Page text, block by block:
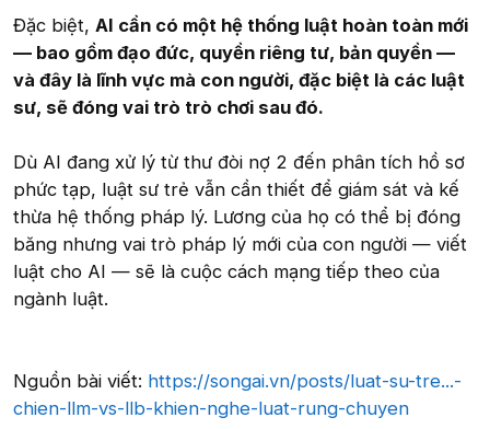
Đặc biệt, AI cần có một hệ thống luật hoàn toàn mới
— bao gồm đạo đức, quyền riêng tư, bản quyền —
và đây là lĩnh vực mà con người, đặc biệt là các luật
sư, sẽ đóng vai trò trò chơi sau đó.
Dù AI đang xử lý từ thư đòi nợ 2 đến phân tích hồ sơ
phức tạp, luật sư trẻ vẫn cần thiết để giám sát và kế
thừa hệ thống pháp lý. Lương của họ có thể bị đóng
băng nhưng vai trò pháp lý mới của con người — viết
luật cho AI — sẽ là cuộc cách mạng tiếp theo của
ngành luật.
Nguồn bài viết: https://songai.vn/posts/luat-su-tre...-
chien-llm-vs-llb-khien-nghe-luat-rung-chuyen